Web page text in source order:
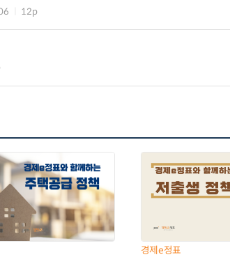
12p
경제e정표